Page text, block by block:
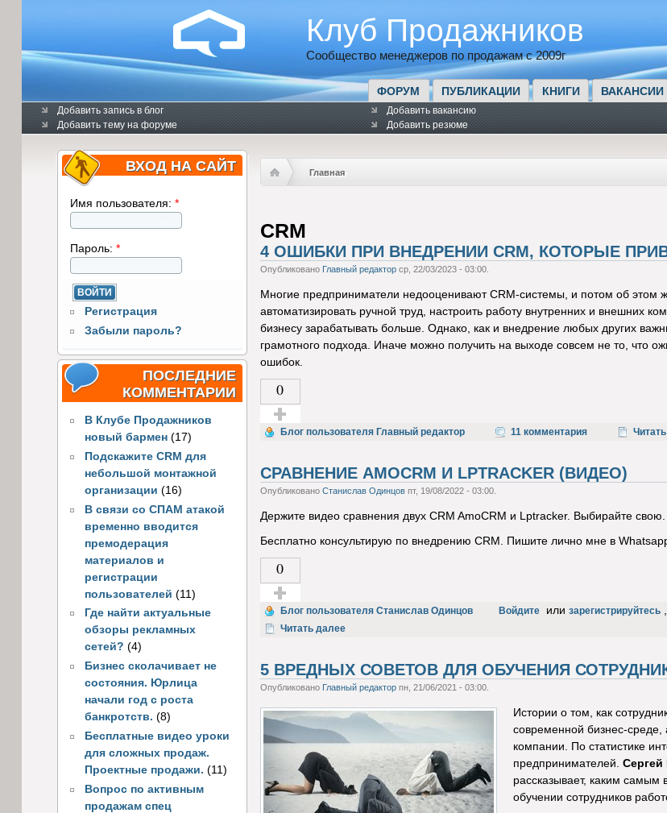
Клуб Продажников
Сообщество менеджеров по продажам с 2009г
ФОРУМ ПУБЛИКАЦИИ КНИГИ ВАКАНСИИ
Добавить запись в блог
Добавить тему на форуме
Добавить вакансию
Добавить резюме
ВХОД НА САЙТ
Имя пользователя: *
Пароль: *
Регистрация
Забыли пароль?
ПОСЛЕДНИЕ
КОММЕНТАРИИ
В Клубе Продажников
новый бармен (17)
Подскажите CRM для
небольшой монтажной
организации (16)
В связи со СПАМ атакой
временно вводится
премодерация
материалов и
регистрации
пользователей (11)
Где найти актуальные
обзоры рекламных
сетей? (4)
Бизнес сколачивает не
состояния. Юрлица
начали год с роста
банкротств. (8)
Бесплатные видео уроки
для сложных продаж.
Проектные продажи. (11)
Вопрос по активным
продажам спец
Главная
CRM
4 ОШИБКИ ПРИ ВНЕДРЕНИИ CRM, КОТОРЫЕ
Опубликовано Главный редакторср, 22/03/2023 - 03:00.
Многие предприниматели недооценивают CRM-системы, и потом об этом
автоматизировать ручной труд, настроить работу внутренних и внешних
бизнесу зарабатывать больше. Однако, как и внедрение любых других
грамотного подхода. Иначе можно получить на выходе совсем не то, что
ошибок.
0
Голос за!
Блог пользователя Главный редактор 11 комментария
СРАВНЕНИЕ AMOCRM И LPTRACKER (ВИДЕО)
Опубликовано Станислав Одинцовпт, 19/08/2022 - 03:00.
Держите видео сравнения двух CRM AmoCRM и Lptracker. Выбирайте
Бесплатно консультирую по внедрению CRM. Пишите лично мне в
0
Голос за!
Блог пользователя Станислав Одинцов Войдите или зарегистрируйтесь
Читать далее
5 ВРЕДНЫХ СОВЕТОВ ДЛЯ ОБУЧЕНИЯ
Опубликовано Главный редакторпн, 21/06/2021 - 03:00.
Истории о том, как
современной бизнес-среде,
компании. По статистике
предпринимателей. Сергей
рассказывает, каким
обучении сотрудников